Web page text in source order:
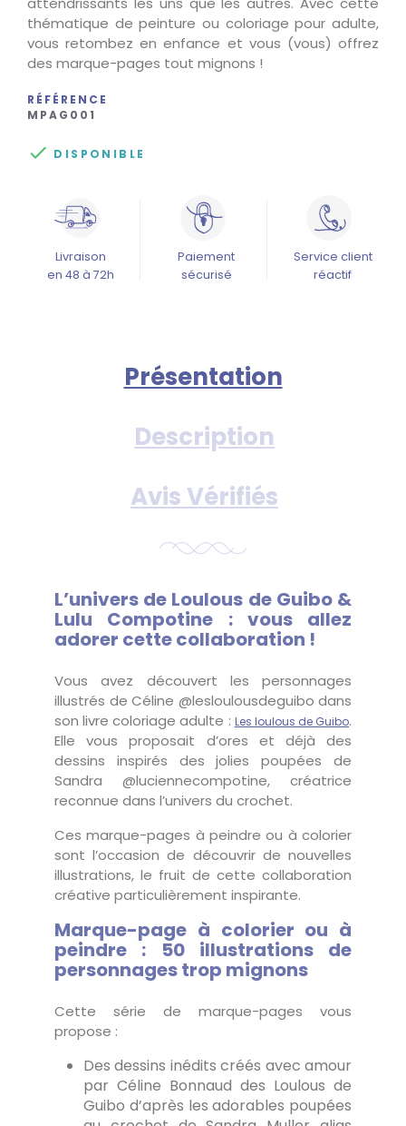
thématique de peinture ou coloriage pour adulte,
vous retombez en enfance et vous (vous) offrez
des marque-pages tout mignons !
RÉFÉRENCE
MPAG001
 DISPONIBLE
Livraison
en 48 à 72h
Paiement
sécurisé
Service client
réactif
Présentation
Description
Avis Vérifiés
L’univers de Loulous de Guibo &
Lulu Compotine : vous allez
adorer cette collaboration !
Vous avez découvert les personnages
illustrés de Céline @lesloulousdeguibo dans
son livre coloriage adulte : Les loulous de Guibo.
Elle vous proposait d’ores et déjà des
dessins inspirés des jolies poupées de
Sandra @luciennecompotine, créatrice
reconnue dans l’univers du crochet.
Ces marque-pages à peindre ou à colorier
sont l’occasion de découvrir de nouvelles
illustrations, le fruit de cette collaboration
créative particulièrement inspirante.
Marque-page à colorier ou à
peindre : 50 illustrations de
personnages trop mignons
Cette série de marque-pages vous
propose :
Des dessins inédits créés avec amour
par Céline Bonnaud des Loulous de
Guibo d’après les adorables poupées